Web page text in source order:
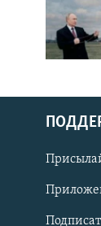
Українською
Qırımtatar